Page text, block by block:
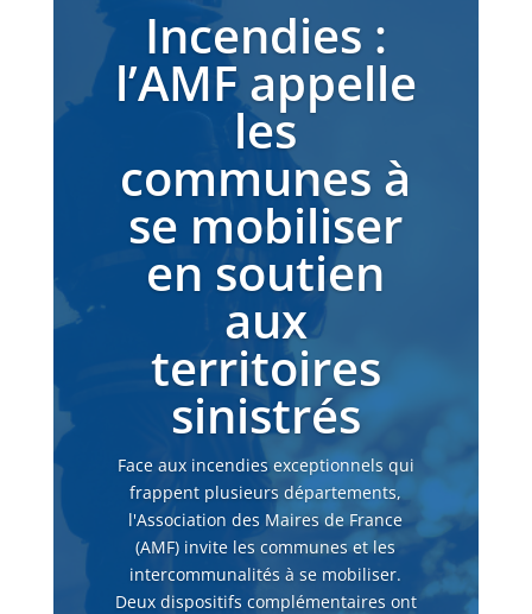
Incendies :
l’AMF appelle
les
communes à
se mobiliser
en soutien
aux
territoires
sinistrés
Face aux incendies exceptionnels qui
frappent plusieurs départements,
l'Association des Maires de France
(AMF) invite les communes et les
intercommunalités à se mobiliser.
Deux dispositifs complémentaires ont